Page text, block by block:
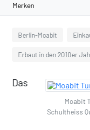
Merken
Berlin-Moabit
Erbaut in den 2010er
Moabit
Schultheiss
Das